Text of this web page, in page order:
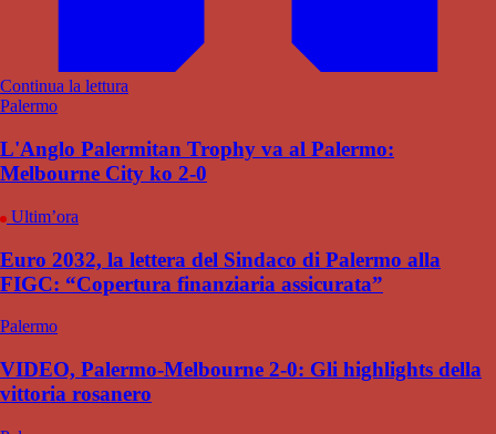
Continua la lettura
Palermo
L'Anglo Palermitan Trophy va al Palermo:
Melbourne City ko 2-0
Ultim’ora
Euro 2032, la lettera del Sindaco di Palermo alla
FIGC: “Copertura finanziaria assicurata”
Palermo
VIDEO, Palermo-Melbourne 2-0: Gli highlights della
vittoria rosanero